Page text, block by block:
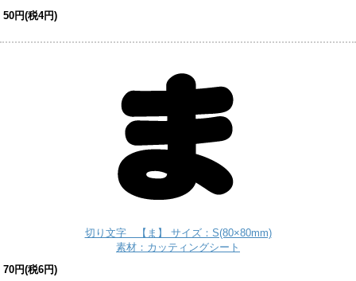
50円(税4円)
切り文字 【ま】 サイズ：S(80×80mm)
素材：カッティングシート
70円(税6円)